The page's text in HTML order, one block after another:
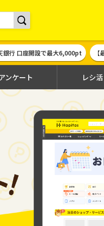
サイト | ハピタス
銀行 口座開設で最大6,000pt
ンケート レシ活